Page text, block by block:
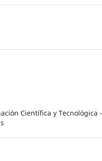
Científica y Tecnológica -